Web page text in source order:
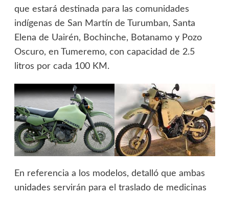
que estará destinada para las comunidades
indígenas de San Martín de Turumban, Santa
Elena de Uairén, Bochinche, Botanamo y Pozo
Oscuro, en Tumeremo, con capacidad de 2.5
litros por cada 100 KM.
En referencia a los modelos, detalló que ambas
unidades servirán para el traslado de medicinas